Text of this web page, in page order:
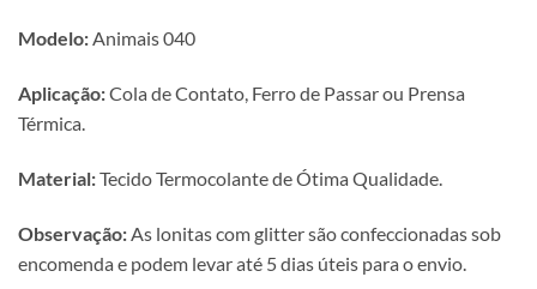
Modelo:Animais 040
Aplicação:Cola de Contato, Ferro de Passar ou Prensa
Térmica.
Material:Tecido Termocolante de Ótima Qualidade.
Observação: As lonitas com glitter são confeccionadas sob
encomenda e podem levar até 5 dias úteis para o envio.